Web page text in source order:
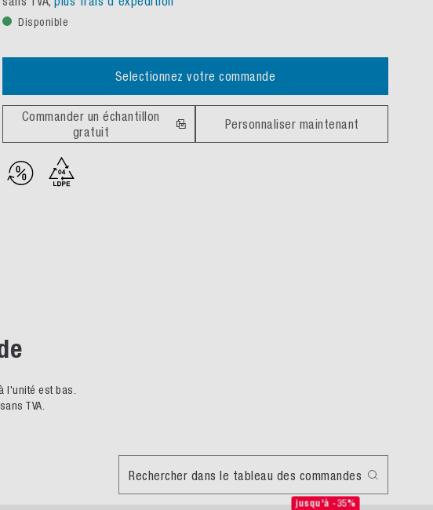
Disponible
Selectionnez votre commande
Commander un échantillon
gratuit
Personnaliser maintenant
l'unité est bas.
TVA.
Rechercher dans le tableau des commandes
jusqu'à -35%